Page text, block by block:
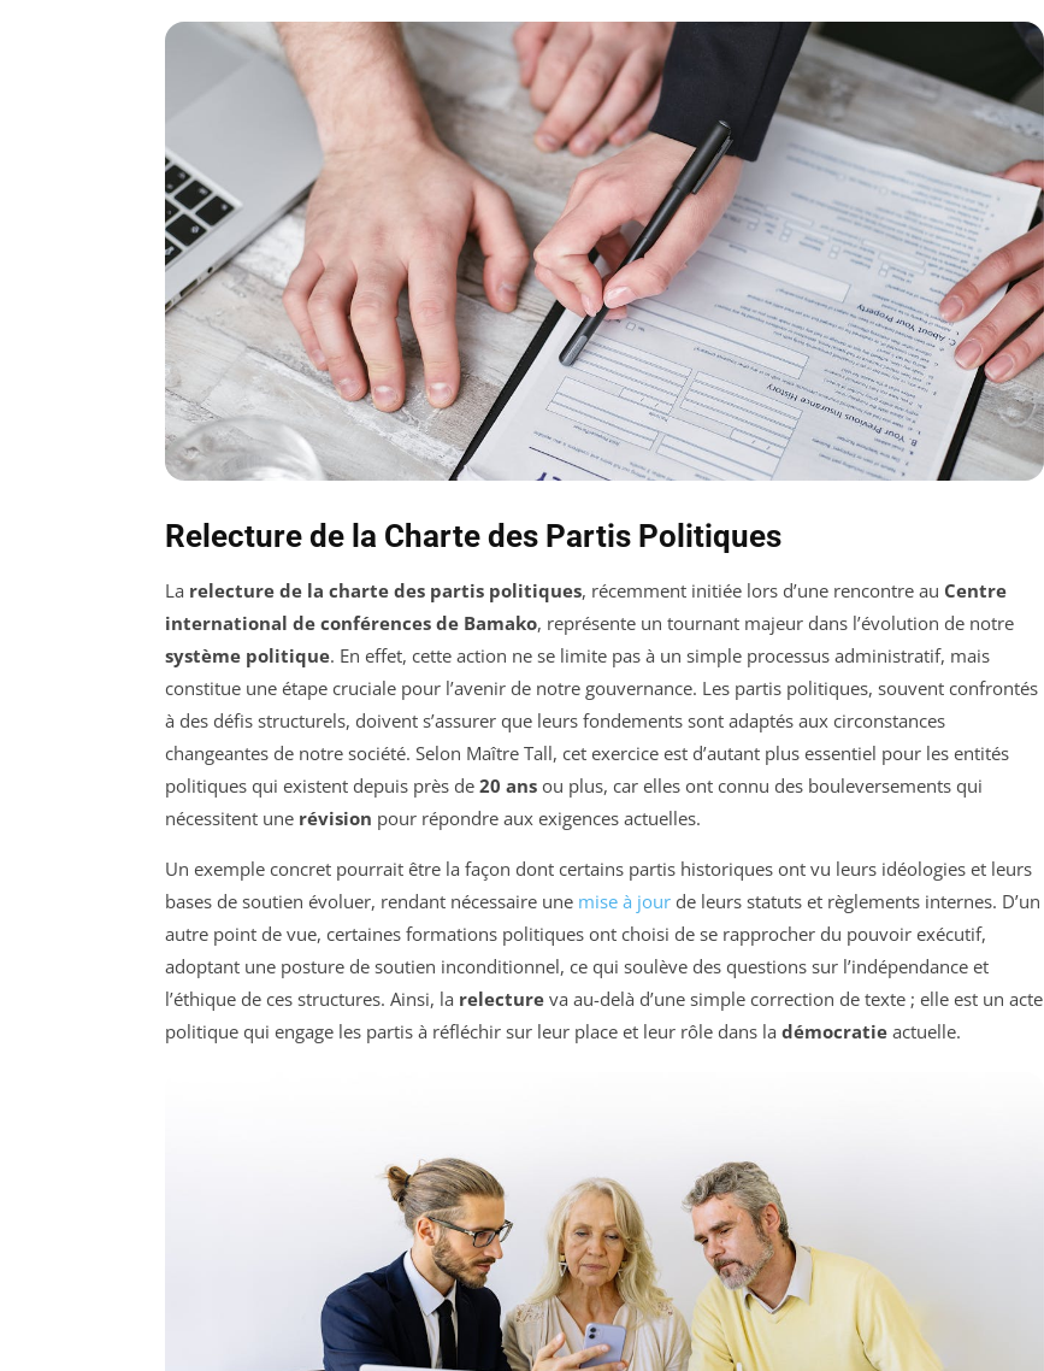
Relecture de la Charte des Partis Politiques
La relecture de la charte des partis politiques, récemment initiée lors d’une rencontre au Centre
international de conférences de Bamako, représente un tournant majeur dans l’évolution de notre
système politique. En effet, cette action ne se limite pas à un simple processus administratif, mais
constitue une étape cruciale pour l’avenir de notre gouvernance. Les partis politiques, souvent confrontés
à des défis structurels, doivent s’assurer que leurs fondements sont adaptés aux circonstances
changeantes de notre société. Selon Maître Tall, cet exercice est d’autant plus essentiel pour les entités
politiques qui existent depuis près de 20 ans ou plus, car elles ont connu des bouleversements qui
nécessitent une révision pour répondre aux exigences actuelles.
Un exemple concret pourrait être la façon dont certains partis historiques ont vu leurs idéologies et leurs
bases de soutien évoluer, rendant nécessaire une mise à jour de leurs statuts et règlements internes. D’un
autre point de vue, certaines formations politiques ont choisi de se rapprocher du pouvoir exécutif,
adoptant une posture de soutien inconditionnel, ce qui soulève des questions sur l’indépendance et
l’éthique de ces structures. Ainsi, la relecture va au-delà d’une simple correction de texte ; elle est un acte
politique qui engage les partis à réfléchir sur leur place et leur rôle dans la démocratie actuelle.